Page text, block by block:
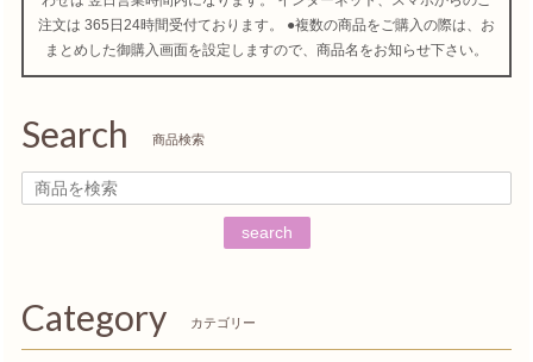
注文は 365日24時間受付ております。 ●複数の商品をご購入の際は、お
まとめした御購入画面を設定しますので、商品名をお知らせ下さい。
Search 商品検索
search
Category カテゴリー